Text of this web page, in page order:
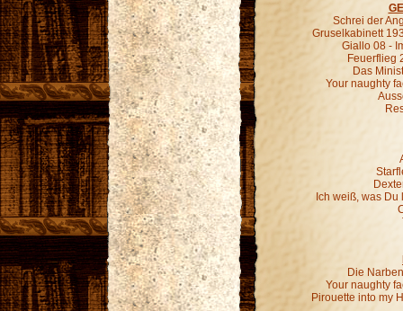
Schrei der
Gruselkabinett
Giallo 08 -
Feuerflieg
Das
Your naughty
Ich weiß, was Du
Die
Your naughty
Pirouette into my